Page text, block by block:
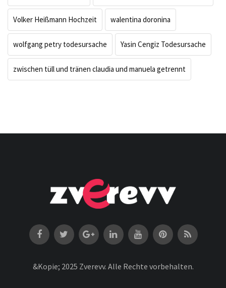
Volker Heißmann Hochzeit walentina doronina
wolfgang petry todesursache Yasin Cengiz Todesursache
zwischen tüll und tränen claudia und manuela getrennt
&Kopie; 2025 Zverevv. Alle Rechte vorbehalten.